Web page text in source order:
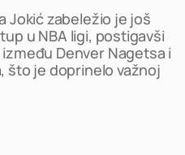
Jokić zabeležio je još
u NBA ligi, postigavši
Denver Nagetsa i
što je doprinelo važnoj